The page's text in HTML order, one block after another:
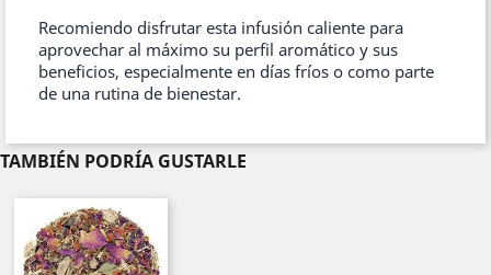
Recomiendo disfrutar esta infusión caliente para
aprovechar al máximo su perfil aromático y sus
beneficios, especialmente en días fríos o como parte
de una rutina de bienestar.
TAMBIÉN PODRÍA GUSTARLE